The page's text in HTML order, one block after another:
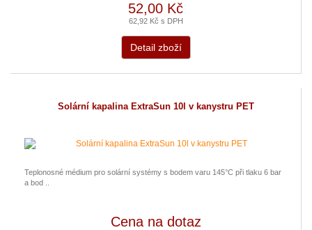
52,00 Kč
62,92 Kč s DPH
Detail zboží
Solární kapalina ExtraSun 10l v kanystru PET
Teplonosné médium pro solární systémy s bodem varu 145°C při tlaku 6 bar
a bod ..
Cena na dotaz